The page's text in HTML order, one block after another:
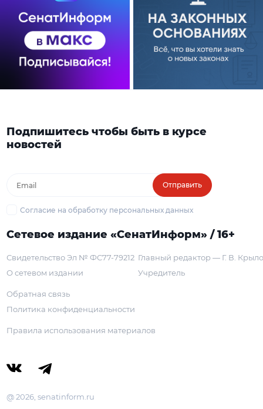
Подпишитесь чтобы быть в курсе
новостей
Отправить
Согласие на обработку персональных данных
Сетевое издание «СенатИнформ» / 16+
Свидетельство Эл № ФС77-79212
О сетевом издании
Главный редактор — Г. В.
Учредитель
Обратная связь
Политика конфиденциальности
Правила использования материалов
@ 2026, senatinform.ru